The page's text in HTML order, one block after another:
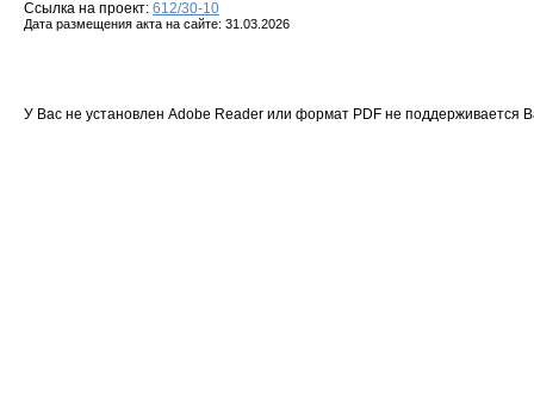
Ссылка на проект: 612/30-10
Дата размещения акта на сайте: 31.03.2026
У Вас не установлен Adobe Reader или формат PDF не поддерживается